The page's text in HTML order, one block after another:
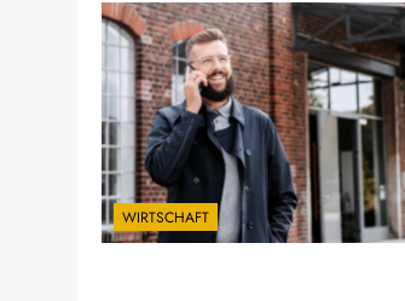
WIRTSCHAFT